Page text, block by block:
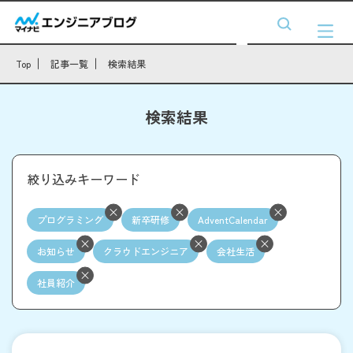
Top 記事一覧 検索結果
検索結果
絞り込みキーワード
プログラミング 新卒研修 AdventCalendar
お知らせ クラウドエンジニア 会社生活
社員紹介